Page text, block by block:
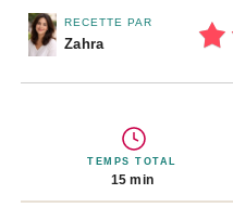
RECETTE PAR
Zahra
TEMPS TOTAL
15 min